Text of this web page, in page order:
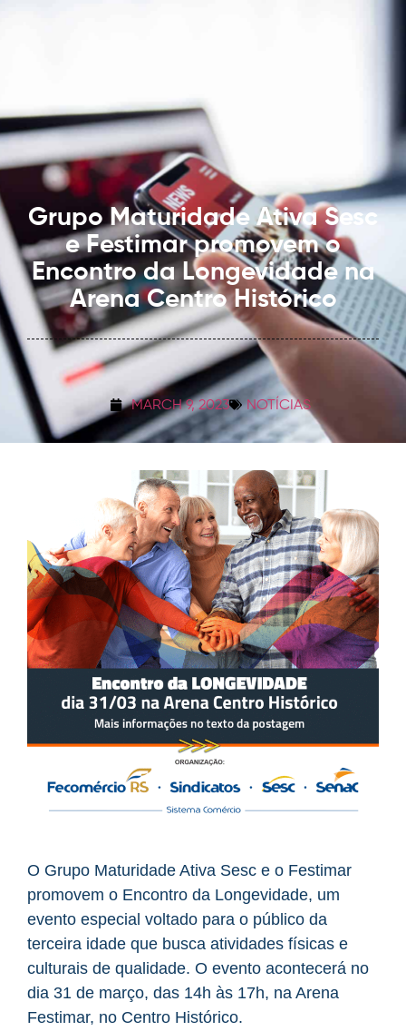
Grupo Maturidade Ativa Sesc
e Festimar promovem o
Encontro da Longevidade na
Arena Centro Histórico
MARCH 9, 2023 NOTÍCIAS
O Grupo Maturidade Ativa Sesc e o Festimar
promovem o Encontro da Longevidade, um
evento especial voltado para o público da
terceira idade que busca atividades físicas e
culturais de qualidade. O evento acontecerá no
dia 31 de março, das 14h às 17h, na Arena
Festimar, no Centro Histórico.